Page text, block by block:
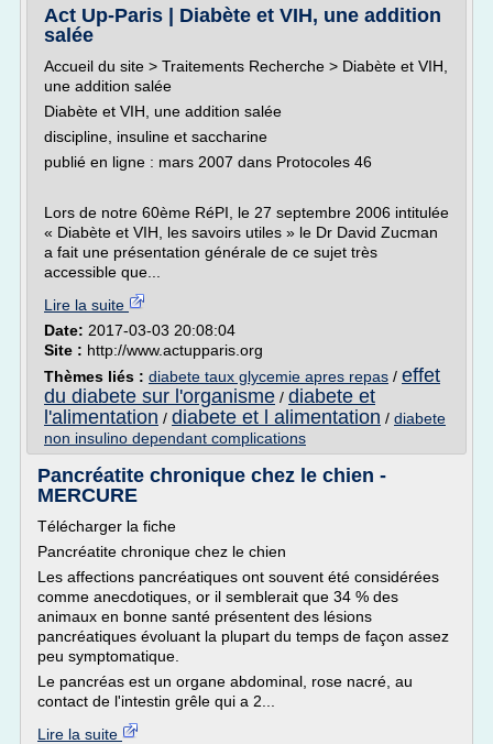
Act Up-Paris | Diabète et VIH, une addition
salée
Accueil du site > Traitements Recherche > Diabète et VIH,
une addition salée
Diabète et VIH, une addition salée
discipline, insuline et saccharine
publié en ligne : mars 2007 dans Protocoles 46
Lors de notre 60ème RéPI, le 27 septembre 2006 intitulée
« Diabète et VIH, les savoirs utiles » le Dr David Zucman
a fait une présentation générale de ce sujet très
accessible que...
Lire la suite
Date: 2017-03-03 20:08:04
Site : http://www.actupparis.org
Thèmes liés : diabete taux glycemie apres repas / effet
du diabete sur l'organisme / diabete et
l'alimentation / diabete et l alimentation / diabete
non insulino dependant complications
Pancréatite chronique chez le chien -
MERCURE
Télécharger la fiche
Pancréatite chronique chez le chien
Les affections pancréatiques ont souvent été considérées
comme anecdotiques, or il semblerait que 34 % des
animaux en bonne santé présentent des lésions
pancréatiques évoluant la plupart du temps de façon assez
peu symptomatique.
Le pancréas est un organe abdominal, rose nacré, au
contact de l'intestin grêle qui a 2...
Lire la suite